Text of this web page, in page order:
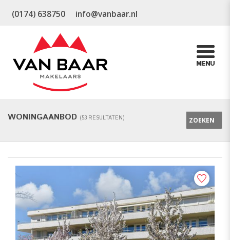
(0174) 638750 info@vanbaar.nl
WONINGAANBOD (53 RESULTATEN) ZOEKEN
KOOP / HUUR
KOOP & HUUR
KOOP
HUUR